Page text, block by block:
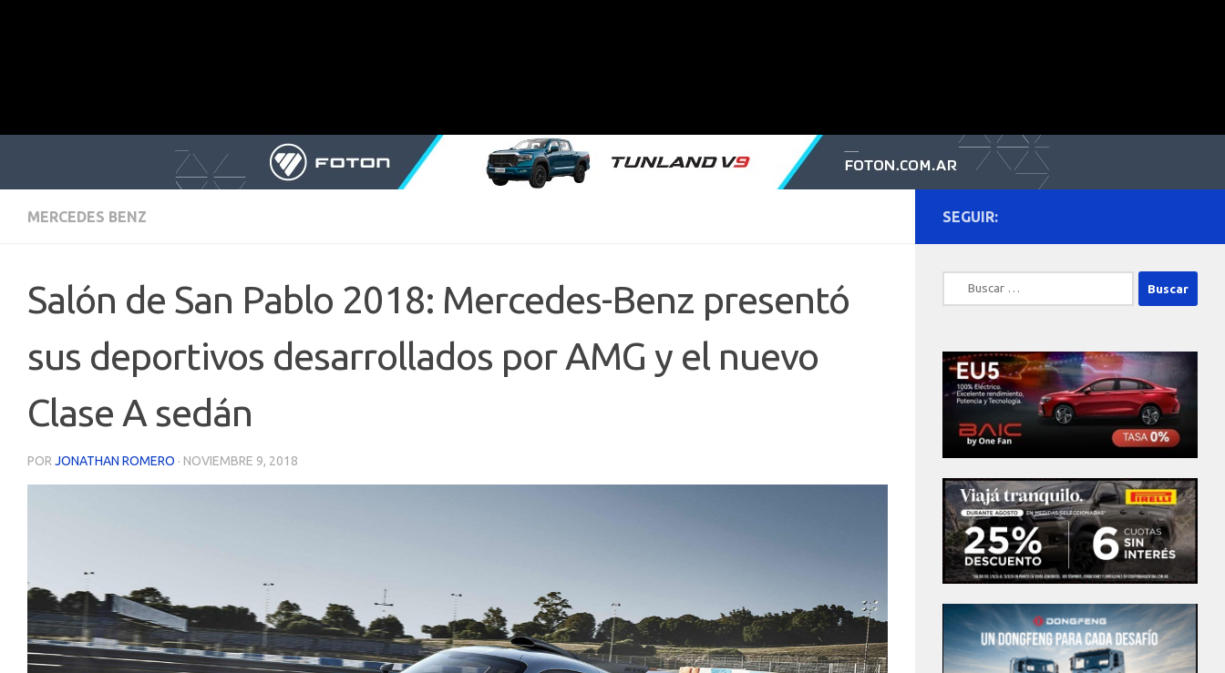
MERCEDES BENZ
Salón de San Pablo 2018: Mercedes-Benz presentó
sus deportivos desarrollados por AMG y el nuevo
Clase A sedán
POR JONATHAN ROMERO · NOVIEMBRE 9, 2018
SEGUIR:
Buscar: